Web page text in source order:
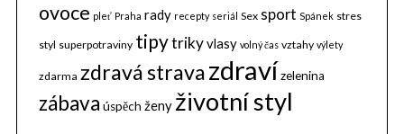
ovoce pleť Praha rady recepty seriál Sex sport Spánek stres
styl superpotraviny tipytrikyvlasy volný čas vztahy výlety
zdarma zdravá stravazdravízelenina
zábava úspěch ženy životní styl